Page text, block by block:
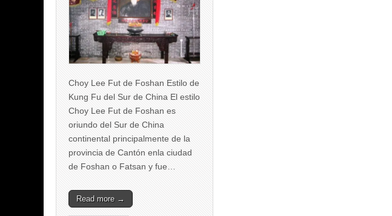
Choy Lee Fut de Foshan Estilo de
Kung Fu del Sur de China El estilo
Choy Lee Fut de Foshan es
oriundo del Sur de China
continental principalmente de la
provincia de Cantón enla ciudad
de Foshan o Fatsan y fue…
Read more →